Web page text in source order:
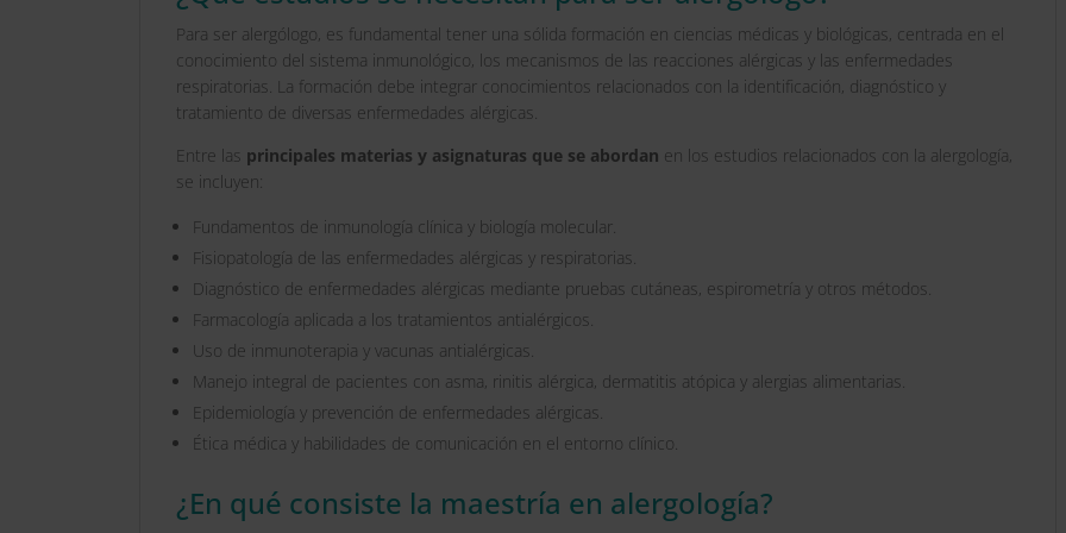
Para ser alergólogo, es fundamental tener una sólida formación en ciencias médicas y biológicas, centrada en el
conocimiento del sistema inmunológico, los mecanismos de las reacciones alérgicas y las enfermedades
respiratorias. La formación debe integrar conocimientos relacionados con la identificación, diagnóstico y
tratamiento de diversas enfermedades alérgicas.
Entre las principales materias y asignaturas que se abordan en los estudios relacionados con la alergología,
se incluyen:
Fundamentos de inmunología clínica y biología molecular.
Fisiopatología de las enfermedades alérgicas y respiratorias.
Diagnóstico de enfermedades alérgicas mediante pruebas cutáneas, espirometría y otros métodos.
Farmacología aplicada a los tratamientos antialérgicos.
Uso de inmunoterapia y vacunas antialérgicas.
Manejo integral de pacientes con asma, rinitis alérgica, dermatitis atópica y alergias alimentarias.
Epidemiología y prevención de enfermedades alérgicas.
Ética médica y habilidades de comunicación en el entorno clínico.
¿En qué consiste la maestría en alergología?